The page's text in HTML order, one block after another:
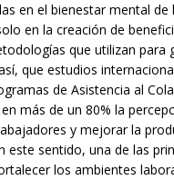
en el bienestar mental de
en la creación de
que utilizan para
que estudios
de Asistencia al
más de un 80% la
y mejorar la
este sentido, una de las
los ambientes